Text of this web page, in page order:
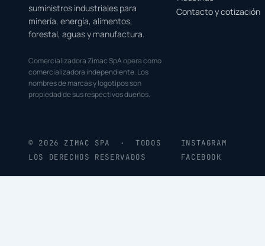
suministros industriales para
minería, energía, alimentos,
forestal, aguas y manufactura.
Comercializadora Zimac SpA opera como
comercializadora independiente. Los
nombres de marcas y logotipos son
propiedad de sus respectivos dueños.
Contacto y cotización
© 2026 ZIMAC SPA · TODOS
LOS DERECHOS RESERVADOS
INSTAGRAM
FACEBOOK